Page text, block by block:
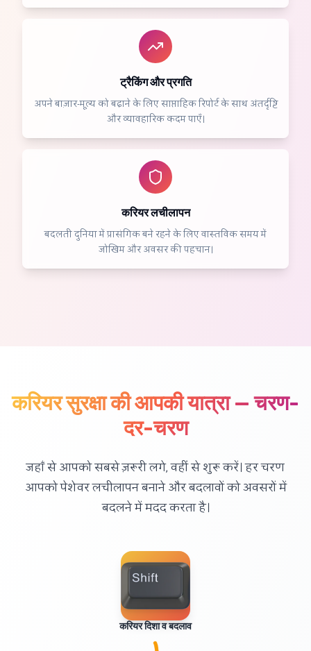
ट्रैकिंग और प्रगति
अपने बाज़ार-मूल्य को बढ़ाने के लिए साप्ताहिक रिपोर्ट के साथ अंतर्दृष्टि
और व्यावहारिक कदम पाएँ।
करियर लचीलापन
बदलती दुनिया में प्रासंगिक बने रहने के लिए वास्तविक समय में
जोखिम और अवसर की पहचान।
करियर सुरक्षा की आपकी यात्रा — चरण-
दर-चरण
जहाँ से आपको सबसे ज़रूरी लगे, वहीं से शुरू करें। हर चरण
आपको पेशेवर लचीलापन बनाने और बदलावों को अवसरों में
बदलने में मदद करता है।
करियर दिशा व बदलाव